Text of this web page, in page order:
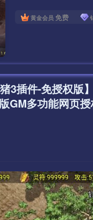
黄金会员 免费
3插件-免授权
GM多功能网页